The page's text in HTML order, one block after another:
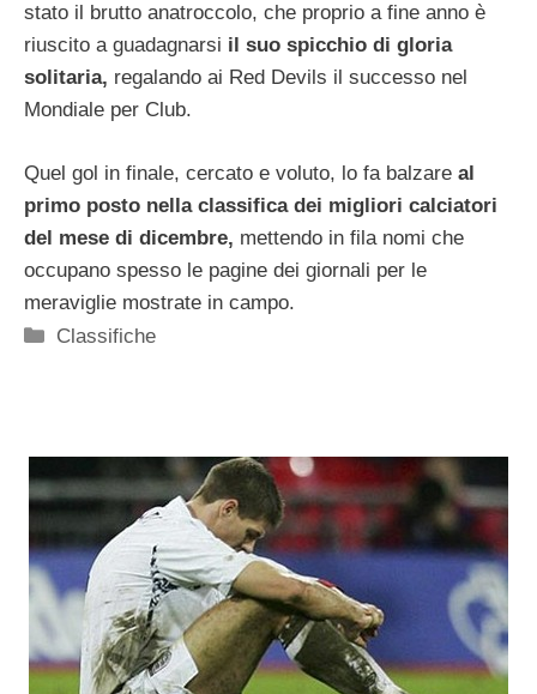
stato il brutto anatroccolo, che proprio a fine anno è
riuscito a guadagnarsi il suo spicchio di gloria
solitaria, regalando ai Red Devils il successo nel
Mondiale per Club.
Quel gol in finale, cercato e voluto, lo fa balzare al
primo posto nella classifica dei migliori calciatori
del mese di dicembre, mettendo in fila nomi che
occupano spesso le pagine dei giornali per le
meraviglie mostrate in campo.
Categorie
Classifiche